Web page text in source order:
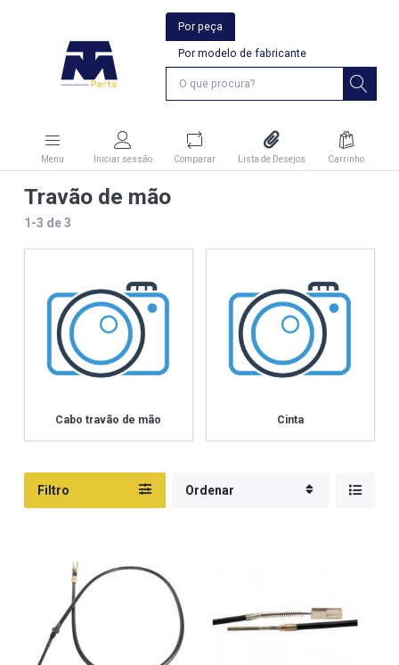
Por peça
Por modelo de fabricante
Menu Iniciar sessão Comparar Lista de Desejos Carrinho
Travão de mão
1-3 de3
Cabo travão de mão Cinta
Filtro Ordenar